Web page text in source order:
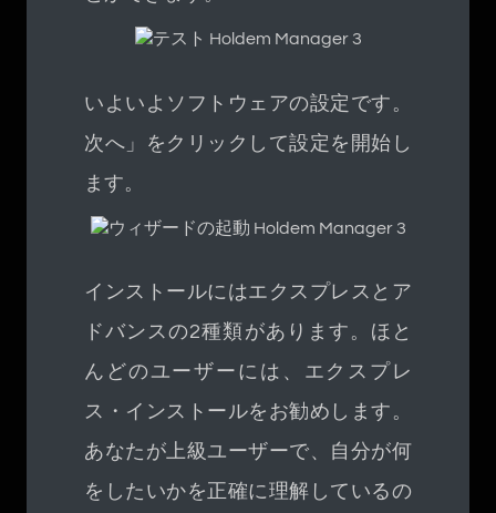
いよいよソフトウェアの設定です。
次へ」をクリックして設定を開始し
ます。
インストールにはエクスプレスとア
ドバンスの2種類があります。ほと
んどのユーザーには、エクスプレ
ス・インストールをお勧めします。
あなたが上級ユーザーで、自分が何
をしたいかを正確に理解しているの